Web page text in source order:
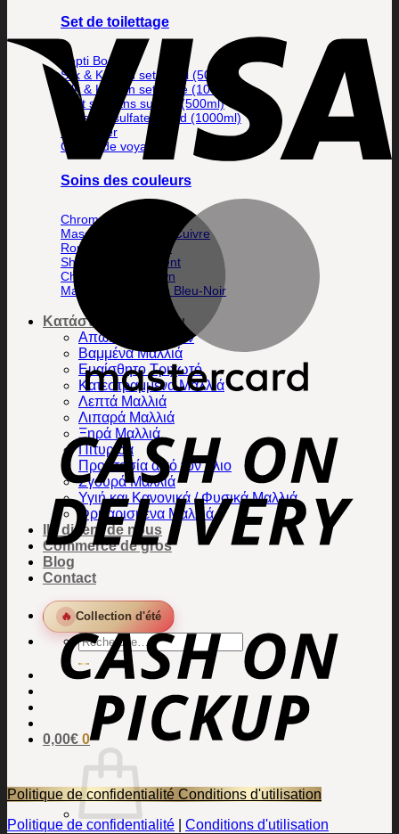
Set de toilettage
Pepti Boost
Silk & Keratin set small (500ml)
Silk & Keratin set large (1000ml)
Petit set sans sulfate (500ml)
Set sans sulfate grand (1000ml)
Kit Buzzer
Coffret de voyage
Soins des couleurs
Chromomask Silver
Masque de chrome Cuivre
Rouge chromatique
Shampoing à l'argent
Chromomask Brown
Masque de chrome Bleu-Noir
Κατάσταση Μαλλιών
Απώλεια Μαλλιών
Βαμμένα Μαλλιά
Ευαίσθητο Τριχωτό
Κατεστραμμένα Μαλλιά
Λεπτά Μαλλιά
Λιπαρά Μαλλιά
Ξηρά Μαλλιά
Πιτυρίδα
Προστασία από τον ήλιο
Σγουρά Μαλλιά
Υγιή και Κανονικά / Φυσικά Μαλλιά
Φριζαρισμένα Μαλλιά
Ils disent de nous
Commerce de gros
Blog
Contact
🔥 Collection d'été
Recherche
de
:
0,00€ 0
Politique de confidentialité Conditions d'utilisation
Politique de confidentialité
Conditions d'utilisation